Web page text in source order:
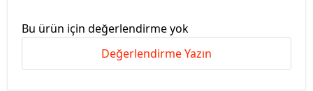
Bu ürün için değerlendirme yok
Değerlendirme Yazın